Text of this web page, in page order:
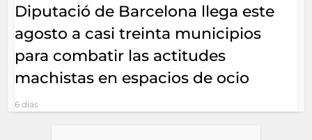
Diputació de Barcelona llega este
agosto a casi treinta municipios
para combatir las actitudes
machistas en espacios de ocio
6 días